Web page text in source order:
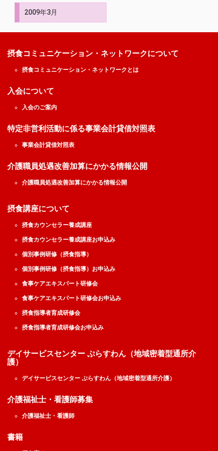
2009年3月
摂食コミュニケーション・ネットワークについて
摂食コミュニケーション・ネットワークとは
入会について
入会のご案内
特定非営利活動に係る事業会計貸借対照表
事業会計貸借対照表
介護職員処遇改善加算にかかる情報公開
介護職員処遇改善加算にかかる情報公開
摂食講座について
摂食カウンセラー養成講座
摂食カウンセラー養成講座お申込み
個別事例研修（摂食指導）
個別事例研修（摂食指導）お申込み
食事ケアエキスパート研修会
食事ケアエキスパート研修会お申込み
摂食指導者育成研修会
摂食指導者育成研修会お申込み
デイサービスセンター ぷらすわん（地域密着型通所介
護）
デイサービスセンター ぷらすわん（地域密着型通所介護）
介護福祉士・看護師募集
介護福祉士・看護師
書籍